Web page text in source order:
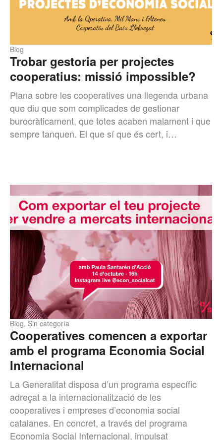
Trobar gestoria per projectes
cooperatius: missió impossible?
Blog
Plana sobre les cooperatives una llegenda urbana
que diu que som complicades de gestionar
burocràticament, que totes acaben malament i que
sempre tanquen. El que sí que és cert, i…
Cooperatives comencen a exportar
amb el programa Economia Social
Internacional
Blog, Sin categoría
La Generalitat disposa d’un programa específic
adreçat a la internacionalització de les
cooperatives i empreses d’economia social
catalanes. En concret, a través del programa
Economia Social Internacional, impulsat